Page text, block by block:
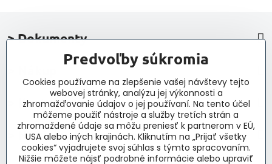
> Dokumenty
> Kontakt a navigácia
> Novinky, články, príspevky
Predvoľby súkromia
Cookies používame na zlepšenie vašej návštevy tejto
webovej stránky, analýzu jej výkonnosti a
zhromažďovanie údajov o jej používaní. Na tento účel
môžeme použiť nástroje a služby tretích strán a
zhromaždené údaje sa môžu preniesť k partnerom v EÚ,
USA alebo iných krajinách. Kliknutím na „Prijať všetky
cookies“ vyjadrujete svoj súhlas s týmto spracovaním.
Nižšie môžete nájsť podrobné informácie alebo upraviť